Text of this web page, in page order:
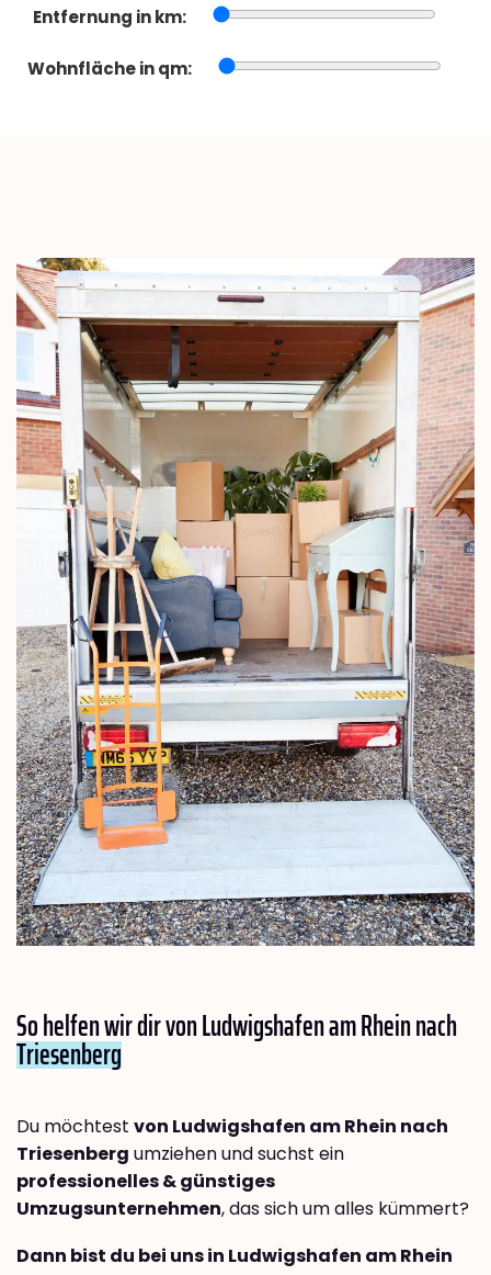
Entfernung in km:
Wohnfläche in qm:
So helfen wir dir von Ludwigshafen am Rhein nach
Triesenberg
Du möchtest von Ludwigshafen am Rhein nach
Triesenberg umziehen und suchst ein
professionelles & günstiges
Umzugsunternehmen, das sich um alles kümmert?
Dann bist du bei uns in Ludwigshafen am Rhein